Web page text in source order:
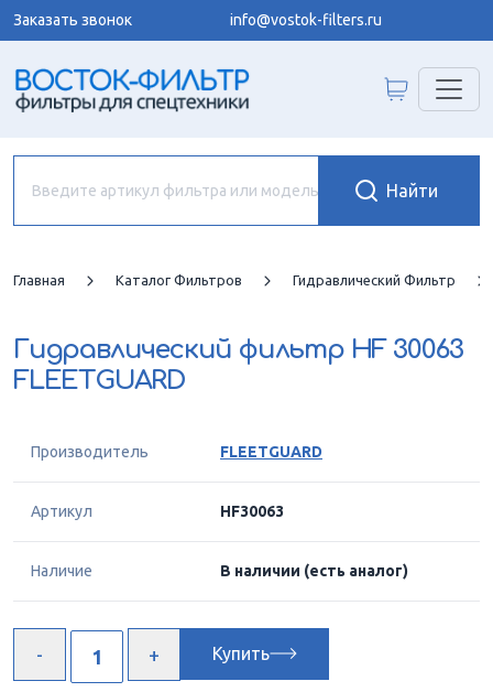
Заказать звонок info@vostok-filters.ru
Главная Каталог Фильтров Гидравлический Фильтр
Гидравлический фильтр HF 30063
FLEETGUARD
Производитель FLEETGUARD
Артикул HF30063
Наличие В наличии (есть аналог)
Купить